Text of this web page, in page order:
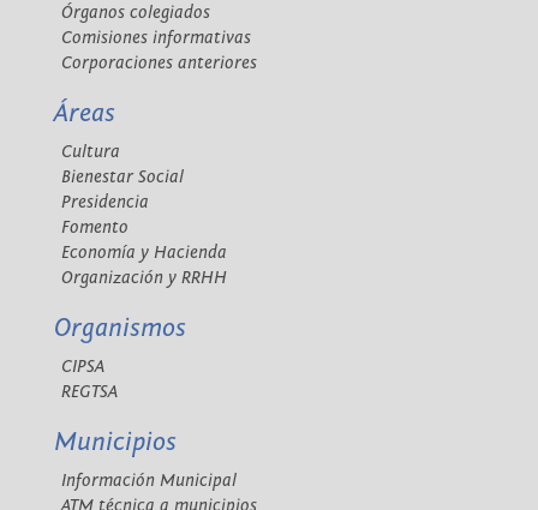
Órganos colegiados
Comisiones informativas
Corporaciones anteriores
Áreas
Cultura
Bienestar Social
Presidencia
Fomento
Economía y Hacienda
Organización y RRHH
Organismos
CIPSA
REGTSA
Municipios
Información Municipal
ATM técnica a municipios